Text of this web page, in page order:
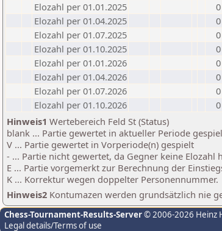
Elozahl per 01.01.2025
0
Elozahl per 01.04.2025
0
Elozahl per 01.07.2025
0
Elozahl per 01.10.2025
0
Elozahl per 01.01.2026
0
Elozahl per 01.04.2026
0
Elozahl per 01.07.2026
0
Elozahl per 01.10.2026
0
Hinweis1 Wertebereich Feld St (Status)
blank ... Partie gewertet in aktueller Periode
V ... Partie gewertet in Vorperiode(n) gespielt
- ... Partie nicht gewertet, da Gegner keine Elozahl
E ... Partie vorgemerkt zur Berechnung der
K ... Korrektur wegen doppelter Personennummer.
Hinweis2 Kontumazen werden grundsätzlich nie
Chess-Tournament-Results-Server© 2006-2026 Heinz
Legal details/Terms of use